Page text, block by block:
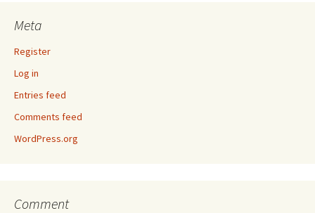
Meta
Register
Log in
Entries feed
Comments feed
WordPress.org
Comment